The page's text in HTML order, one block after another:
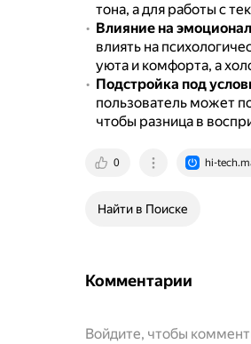
тона, а для работы с
Влияние на
влиять на
уюта и комфорта, а
Подстройка под
пользователь может
чтобы разница в
0 hi-
Найти в Поиске
Комментарии
Войдите, чтобы